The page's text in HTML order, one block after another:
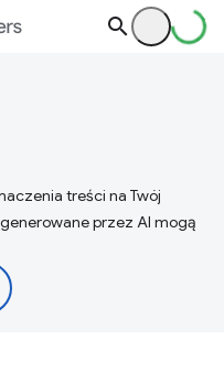
treści na Twój
przez AI mogą